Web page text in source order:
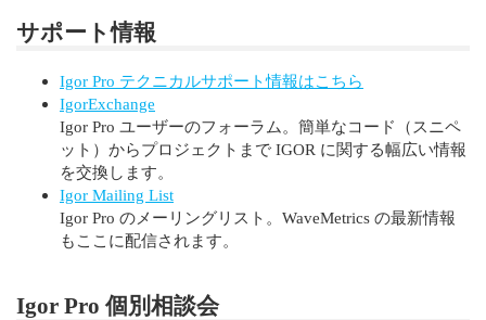
サポート情報
Igor Pro テクニカルサポート情報はこちら
IgorExchange
Igor Pro ユーザーのフォーラム。簡単なコード（スニペ
ット）からプロジェクトまで IGOR に関する幅広い情報
を交換します。
Igor Mailing List
Igor Pro のメーリングリスト。WaveMetrics の最新情報
もここに配信されます。
Igor Pro 個別相談会